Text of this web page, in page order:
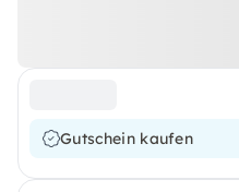
Gutschein kaufen